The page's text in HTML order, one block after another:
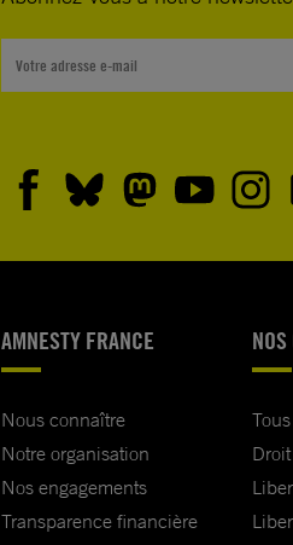
AMNESTY FRANCE
Nous connaître
Notre organisation
Nos engagements
Transparence financière